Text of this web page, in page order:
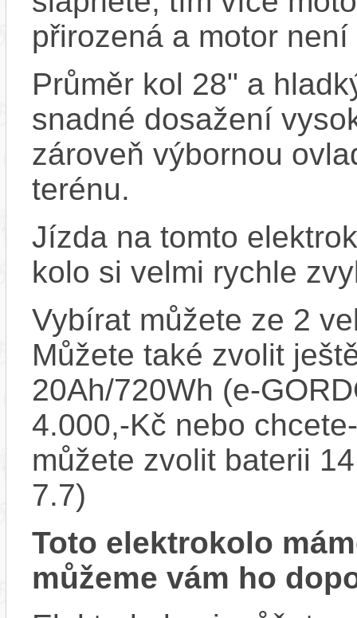
přirozená a motor
Průměr kol 28" a
snadné dosažení
zároveň výbornou
terénu.
Jízda na tomto
kolo si velmi rychle
Vybírat můžete ze 2
Můžete také zvolit
20Ah/720Wh (e-
4.000,-Kč nebo
můžete zvolit baterii
7.7)
Toto elektrokolo
můžeme vám ho